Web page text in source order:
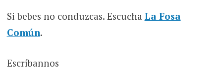
Si bebes no conduzcas. Escucha La Fosa
Común.
Escríbannos